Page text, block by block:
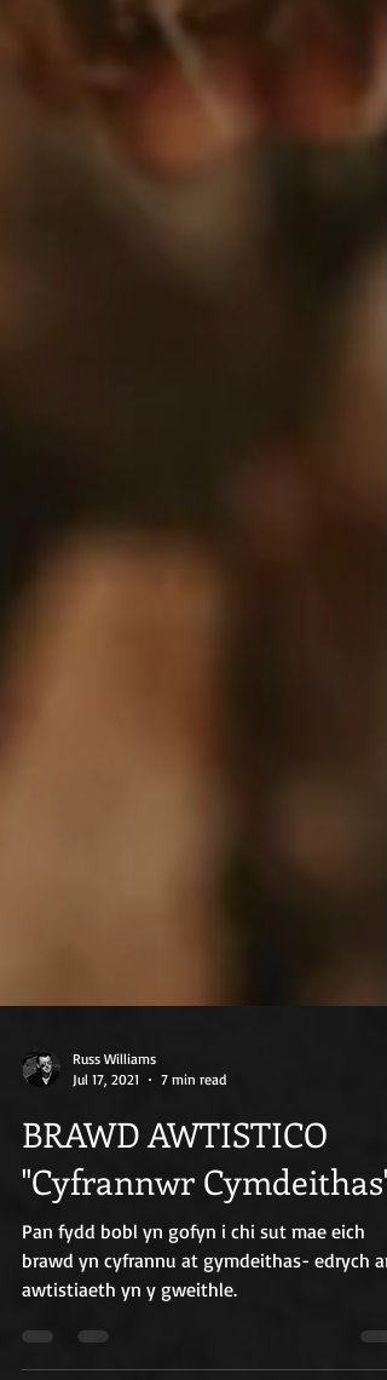
Russ Williams
BRAWD AWTISTICO
"Cyfrannwr Cymdeithas"
Pan fydd bobl yn gofyn i chi sut mae eich
brawd yn cyfrannu at gymdeithas- edrych ar
awtistiaeth yn y gweithle.